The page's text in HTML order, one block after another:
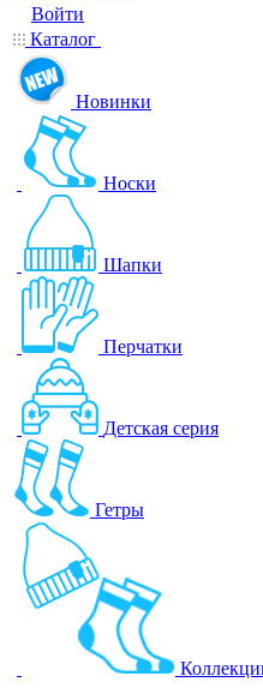
Войти
Каталог
Новинки
Носки
Шапки
Перчатки
Детская серия
Гетры